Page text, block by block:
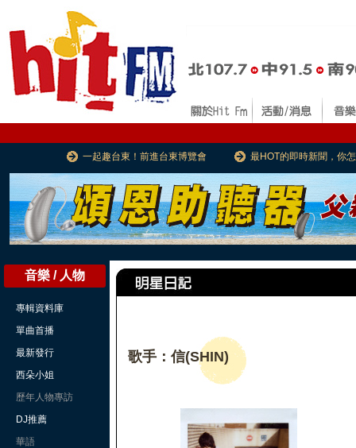
一起趣台東！前進台東博覽會 最HOT的即時新聞，你
音樂 / 人物
專輯資料庫
單曲首播
最新發行
西朵小姐
歷年人物專訪
DJ推薦
華語
歌手：信(SHIN)